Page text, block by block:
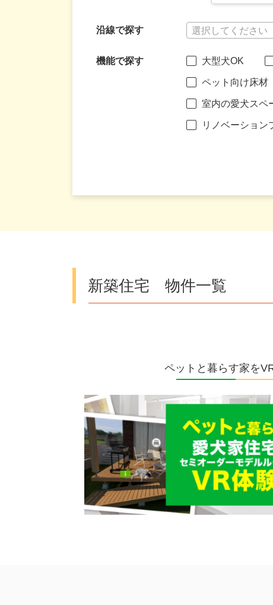
沿線で探す 選択してください
機能で探す 大型犬OK
ペット向け床材
室内の愛犬スペ
リノベーション
新築住宅 物件一覧
ペットと暮らす家を